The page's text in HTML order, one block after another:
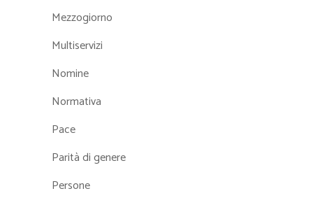
Mezzogiorno
Multiservizi
Nomine
Normativa
Pace
Parità di genere
Persone